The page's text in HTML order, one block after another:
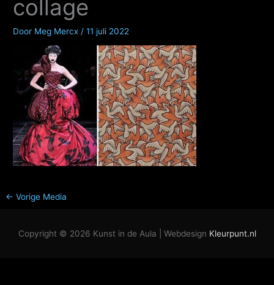
collage
Door Meg Mercx /11 juli 2022
← Vorige Media
Copyright © 2026 Kunst in de Aula | Webdesign Kleurpunt.nl